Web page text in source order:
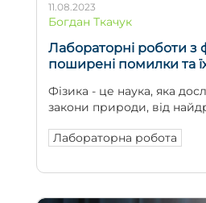
11.08.2023
Богдан Ткачук
Лабораторні роботи з
поширені помилки та
Фізика - це наука, яка
закони природи, від
Лабораторна робота